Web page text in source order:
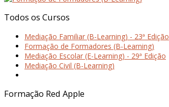
Todos os Cursos
Mediação Familiar (B-Learning) - 23ª Edição
Formação de Formadores (B-Learning)
Mediação Escolar (E-Learning) - 29ª Edição
Mediação Civil (B-Learning)
Formação Red Apple